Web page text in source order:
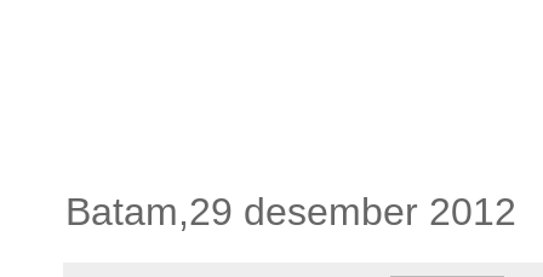
Batam,29 desember 2012